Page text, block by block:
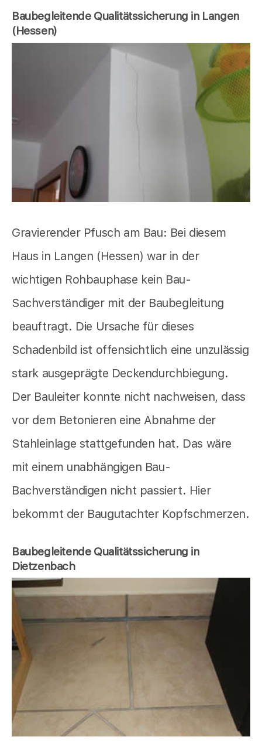
Baubegleitende Qualitätssicherung in Langen
(Hessen)
Gravierender Pfusch am Bau: Bei diesem
Haus in Langen (Hessen) war in der
wichtigen Rohbauphase kein Bau-
Sachverständiger mit der Baubegleitung
beauftragt. Die Ursache für dieses
Schadenbild ist offensichtlich eine unzulässig
stark ausgeprägte Deckendurchbiegung.
Der Bauleiter konnte nicht nachweisen, dass
vor dem Betonieren eine Abnahme der
Stahleinlage stattgefunden hat. Das wäre
mit einem unabhängigen Bau-
Bachverständigen nicht passiert. Hier
bekommt der Baugutachter Kopfschmerzen.
Baubegleitende Qualitätssicherung in
Dietzenbach